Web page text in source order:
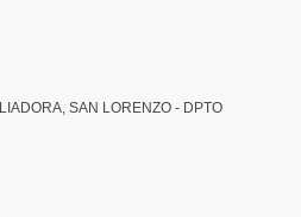
SAN LORENZO - DPTO